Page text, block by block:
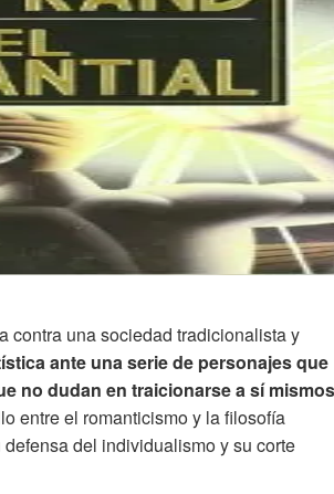
contra una sociedad tradicionalista y
ante una serie de personajes que
no dudan en traicionarse a sí mismos
entre el romanticismo y la filosofía
del individualismo y su corte